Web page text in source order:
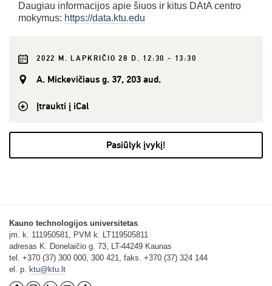
Daugiau informacijos apie šiuos ir kitus DAtA centro
mokymus: https://data.ktu.edu
2022 M. LAPKRIČIO 28 D. 12:30 - 13:30
A. Mickevičiaus g. 37, 203 aud.
Įtraukti į iCal
Pasiūlyk įvykį!
Kauno technologijos universitetas
įm. k. 111950581, PVM k. LT119505811
adresas K. Donelaičio g. 73, LT-44249 Kaunas
tel. +370 (37) 300 000, 300 421, faks. +370 (37) 324 144
el. p. ktu@ktu.lt